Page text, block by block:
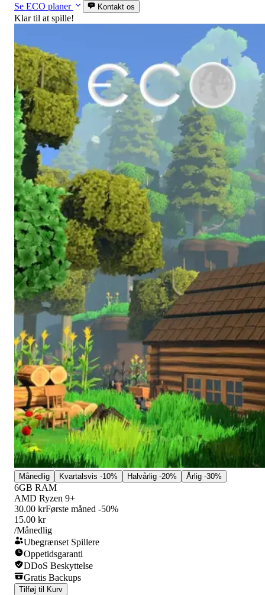
Se ECO planer
Kontakt os
Klar til at spille!
Månedlig Kvartalsvis -10% Halvårlig -20% Årlig -30%
6GB RAM
AMD Ryzen 9+
30.00 krFørste måned -50%
15.00 kr
/Månedlig
Ubegrænset Spillere
Oppetidsgaranti
DDoS Beskyttelse
Gratis Backups
Tilføj til Kurv